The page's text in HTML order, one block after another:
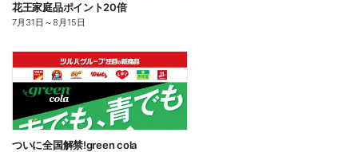
花王家庭品ポイント20倍
7月31日 ～8月15日
ついに全国解禁!green cola